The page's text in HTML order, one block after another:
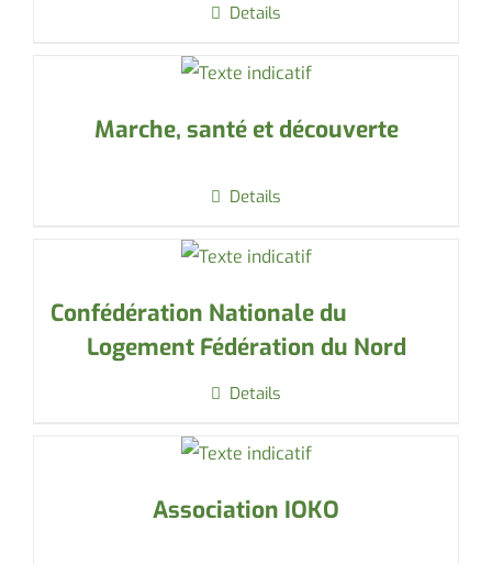
Details
Marche, santé et découverte
Details
Confédération Nationale du
Logement Fédération du Nord
Details
Association IOKO